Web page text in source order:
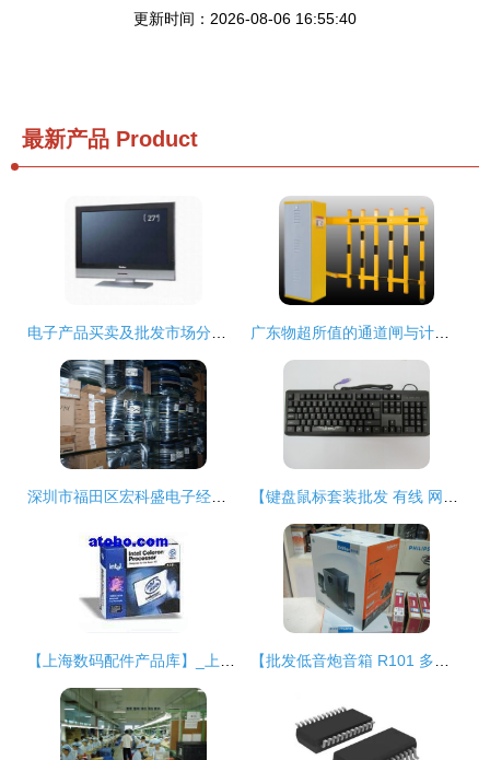
更新时间：2026-08-06 16:55:40
最新产品 Product